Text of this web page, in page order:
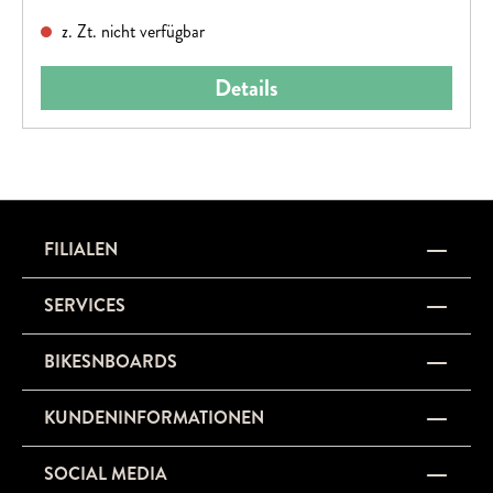
geändert werden.
z. Zt. nicht verfügbar
Details
FILIALEN
SERVICES
BIKESNBOARDS
KUNDENINFORMATIONEN
SOCIAL MEDIA